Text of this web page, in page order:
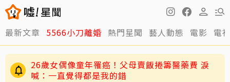
最新文章 5566小刀離婚 熱門星聞 藝人動態 電影 電
26歲女偶像童年罹癌！父母賣飯捲籌醫藥費 淚
喊：一直覺得都是我的錯